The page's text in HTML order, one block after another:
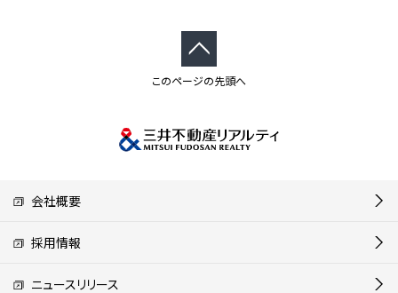
このページの先頭へ
会社概要
採用情報
ニュースリリース